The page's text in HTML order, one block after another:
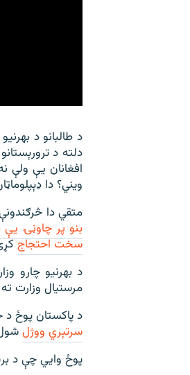
د طالبانو د
دلته د
ویني؟ دا
متقي دا څرګندونې پر
بنو پر چاوڼۍ یې
سخت احتجاج
د بهرنیو چارو
مرستیال وزارت
د پاکستان پوځ د جولای پر ۱۶مه وویل چې په بنو
سرتېري ووژل
پوځ وايي چې د برید پر